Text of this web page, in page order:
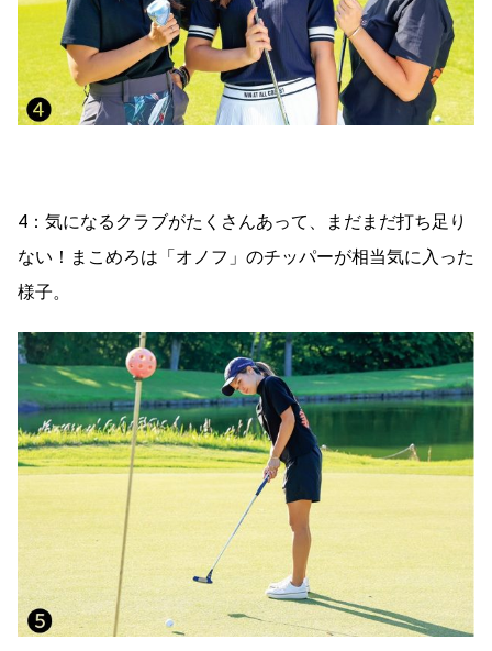
4：気になるクラブがたくさんあって、まだまだ打ち足り
ない！まこめろは「オノフ」のチッパーが相当気に入った
様子。